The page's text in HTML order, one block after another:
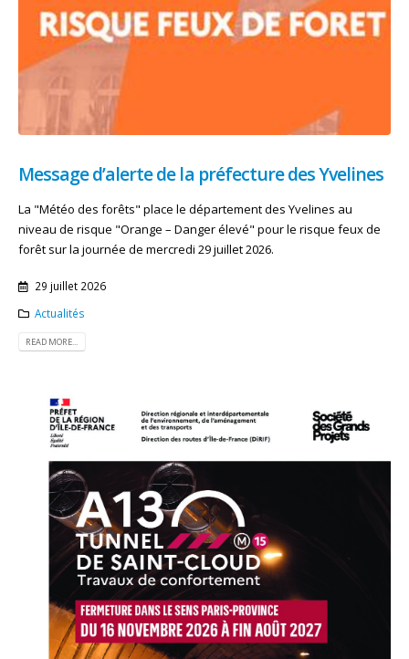
Message d’alerte de la préfecture des Yvelines
La "Météo des forêts" place le département des Yvelines au
niveau de risque "Orange – Danger élevé" pour le risque feux de
forêt sur la journée de mercredi 29 juillet 2026.
29 juillet 2026
Actualités
READ MORE...